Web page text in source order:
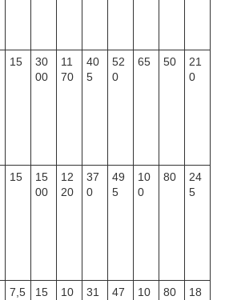
15
30
00
11
70
40
5
52
0
65 50
21
0
15
15
00
12
20
37
0
49
5
10
0
80
24
5
7,5
15
10
31
47
10
80
18